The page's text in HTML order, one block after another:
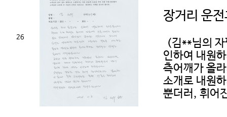
26
장거리 운
(김**님의 자
인하여 내원
측어깨가 올
소개로 내원
뿐더러, 휘어